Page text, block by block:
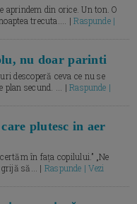
aprindem din orice. Un ton. O
trecuta.... |Raspunde |
nu doar parinti
descoperă ceva ce nu se
plan secund. ... |Raspunde |
plutesc in aer
în fața copilului.” „Ne
să... | Raspunde | Vezi